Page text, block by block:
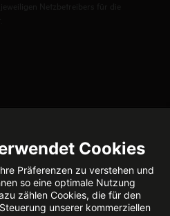
KONTAKT
Cookies
Präferenzen zu verstehen und
so eine optimale Nutzung
zählen Cookies, die für den
unserer kommerziellen